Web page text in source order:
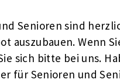
Senioren sind
auszubauen. Wenn
sich bitte bei uns.
für Senioren und